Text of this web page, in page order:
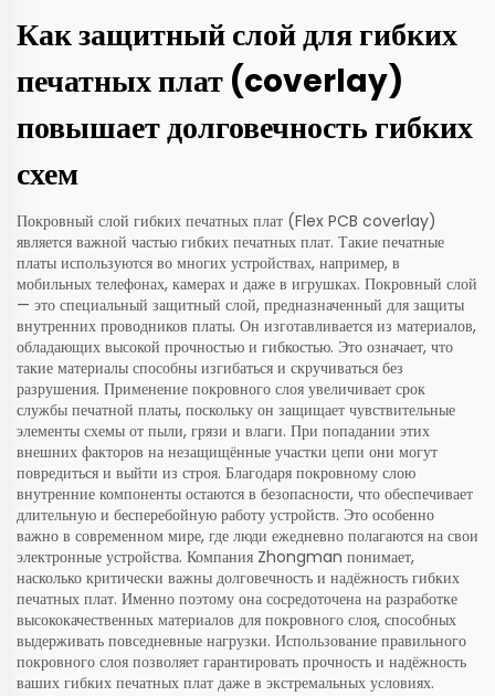
Как защитный слой для гибких
печатных плат (coverlay)
повышает долговечность гибких
схем
Покровный слой гибких печатных плат (Flex PCB coverlay)
является важной частью гибких печатных плат. Такие печатные
платы используются во многих устройствах, например, в
мобильных телефонах, камерах и даже в игрушках. Покровный слой
— это специальный защитный слой, предназначенный для защиты
внутренних проводников платы. Он изготавливается из материалов,
обладающих высокой прочностью и гибкостью. Это означает, что
такие материалы способны изгибаться и скручиваться без
разрушения. Применение покровного слоя увеличивает срок
службы печатной платы, поскольку он защищает чувствительные
элементы схемы от пыли, грязи и влаги. При попадании этих
внешних факторов на незащищённые участки цепи они могут
повредиться и выйти из строя. Благодаря покровному слою
внутренние компоненты остаются в безопасности, что обеспечивает
длительную и бесперебойную работу устройств. Это особенно
важно в современном мире, где люди ежедневно полагаются на свои
электронные устройства. Компания Zhongman понимает,
насколько критически важны долговечность и надёжность гибких
печатных плат. Именно поэтому она сосредоточена на разработке
высококачественных материалов для покровного слоя, способных
выдерживать повседневные нагрузки. Использование правильного
покровного слоя позволяет гарантировать прочность и надёжность
ваших гибких печатных плат даже в экстремальных условиях.